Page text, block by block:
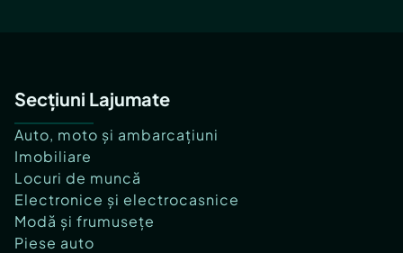
Secțiuni Lajumate
Auto, moto și ambarcațiuni
Imobiliare
Locuri de muncă
Electronice și electrocasnice
Modă și frumusețe
Piese auto